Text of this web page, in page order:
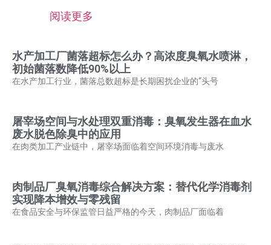
阅读更多
水产加工厂菌落超标怎么办？高浓度臭氧水喷淋，
初始菌落数降低90%以上
在水产加工行业，菌落总数超标是长期困扰企业的“头号
屠宰场空间与水处理双重消毒：臭氧发生器在血水
废水脱色除臭中的应用
在肉类加工产业链中，屠宰场面临着空间环境消毒与废水
肉制品厂臭氧消毒综合解决方案：替代化学消毒剂
实现降本增效与零残留
在食品安全与环保监管日益严格的今天，肉制品厂面临着